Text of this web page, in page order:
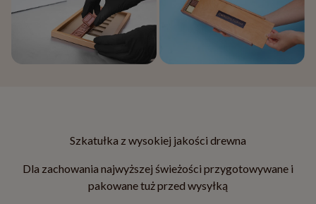
Szkatułka z wysokiej jakości drewna
Dla zachowania najwyższej świeżości przygotowywane i
pakowane tuż przed wysyłką